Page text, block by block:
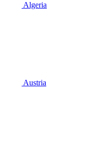
Algeria
Austria